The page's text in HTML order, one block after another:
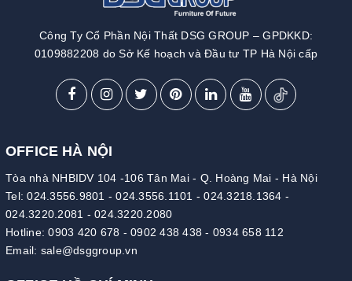
Công Ty Cổ Phần Nội Thất DSG GROUP – GPDKKD:
0109882208 do Sở Kế hoạch và Đầu tư TP Hà Nội cấp
OFFICE HÀ NỘI
Tòa nhà NHBIDV 104 -106 Tân Mai - Q. Hoàng Mai - Hà Nội
Tel:024.3556.9801 -024.3556.1101 -024.3218.1364 -
024.3220.2081 - 024.3220.2080
Hotline:0903 420 678 - 0902 438 438 - 0934 658 112
Email: sale@dsggroup.vn